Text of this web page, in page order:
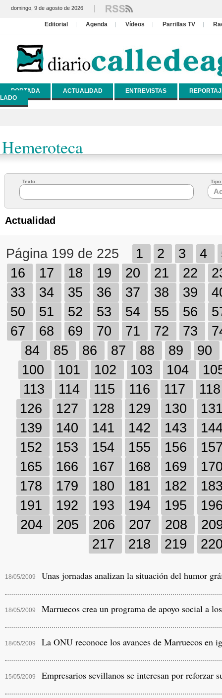
domingo, 9 de agosto de 2026
Editorial Agenda Vídeos Parrillas TV
PORTADA ACTUALIDAD ENTREVISTAS
LADO
Hemeroteca
Texto: Tipo
Actualidad
Página 199 de 225 1 2 3 4
16
17 18 19 20 21 22
33
34 35 36 37 38 39
50
51 52 53 54 55 56
67
68 69 70 71 72 73
84
85 86 87 88 89
90
100
101 102 103 104
113
114 115 116 117
126
127 128 129 130
139
140 141 142 143
152
153 154 155 156
165
166 167 168 169
178
179 180 181 182
191
192 193 194 195
204
205 206 207 208
217
218 219
18/05/2009 Unas jornadas analizan la situación del humor
18/05/2009 Marruecos crea un programa de apoyo social a
18/05/2009 La ONU reconoce los avances de Marruecos en
15/05/2009 Empresarios sevillanos se interesan por reforzar